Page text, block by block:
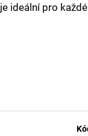
ideální pro